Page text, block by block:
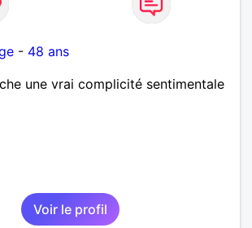
- 48 ans
une vrai complicité sentimentale
Voir le profil